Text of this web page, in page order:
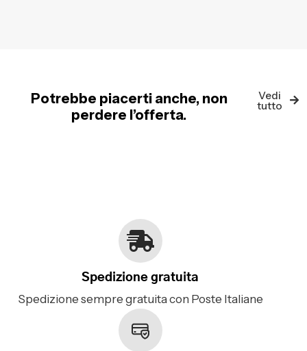
Potrebbe piacerti anche, non
perdere l’offerta.
Vedi
tutto
Spedizione gratuita
Spedizione sempre gratuita con Poste Italiane